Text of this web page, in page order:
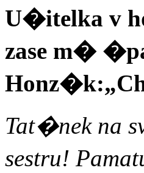
U�itelka v
zase m�
Tat�nek na
sestru!